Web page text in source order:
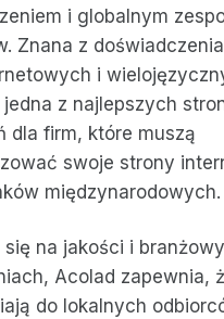
i globalnym
Znana z
i
z najlepszych
dla firm, które muszą
swoje strony
międzynarodowych.
się na jakości i
Acolad zapewnia,
do lokalnych